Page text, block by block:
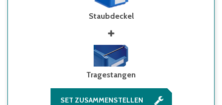
Staubdeckel
Tragestangen
SET ZUSAMMENSTELLEN